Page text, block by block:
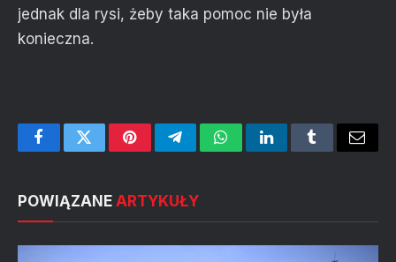
jednak dla rysi, żeby taka pomoc nie była
konieczna.
FacebookTwitterPinterestTelegramWhatsAppLinkedInTumblrEmail
POWIĄZANE ARTYKUŁY